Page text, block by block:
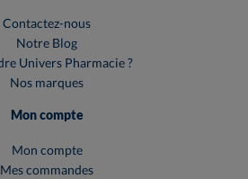
Contactez-nous
Notre Blog
Univers Pharmacie ?
Nos marques
Mon compte
Mon compte
Mes commandes